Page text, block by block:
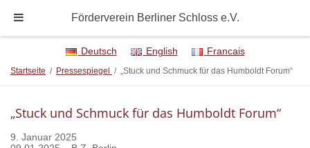
Deutsch English Francais
Startseite / Pressespiegel / „Stuck und Schmuck für das Humboldt Forum“
„Stuck und Schmuck für das Humboldt Forum“
9. Januar 2025
Förderverein Berliner Schloss e.V.